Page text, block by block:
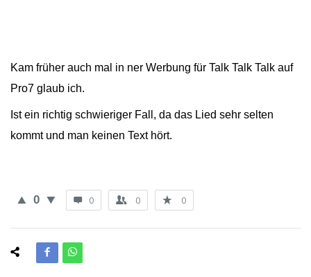
Kam früher auch mal in ner Werbung für Talk Talk Talk auf
Pro7 glaub ich.
Ist ein richtig schwieriger Fall, da das Lied sehr selten
kommt und man keinen Text hört.
0 0 0 0